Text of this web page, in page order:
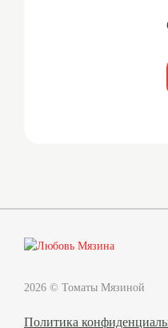
2026 © Томаты Мязиной
Политика